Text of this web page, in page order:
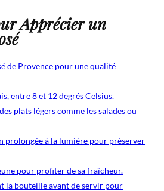
Apprécier un
de Provence pour une qualité
entre 8 et 12 degrés Celsius.
plats légers comme les salades ou
prolongée à la lumière pour préserver
pour profiter de sa fraîcheur.
la bouteille avant de servir pour